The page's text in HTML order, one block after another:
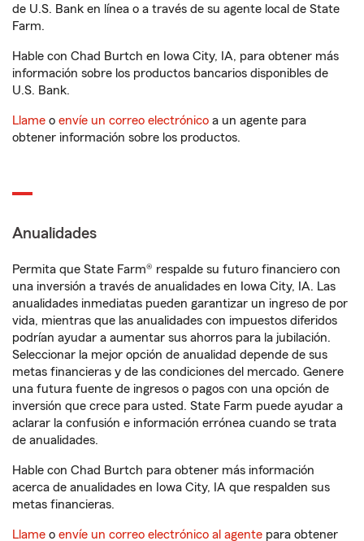
de U.S. Bank en línea o a través de su agente local de State
Farm.
Hable con Chad Burtch en Iowa City, IA, para obtener más
información sobre los productos bancarios disponibles de
U.S. Bank.
Llame o envíe un correo electrónico a un agente para
obtener información sobre los productos.
Anualidades
Permita que State Farm® respalde su futuro financiero con
una inversión a través de anualidades en Iowa City, IA. Las
anualidades inmediatas pueden garantizar un ingreso de por
vida, mientras que las anualidades con impuestos diferidos
podrían ayudar a aumentar sus ahorros para la jubilación.
Seleccionar la mejor opción de anualidad depende de sus
metas financieras y de las condiciones del mercado. Genere
una futura fuente de ingresos o pagos con una opción de
inversión que crece para usted. State Farm puede ayudar a
aclarar la confusión e información errónea cuando se trata
de anualidades.
Hable con Chad Burtch para obtener más información
acerca de anualidades en Iowa City, IA que respalden sus
metas financieras.
Llame o envíe un correo electrónico al agente para obtener